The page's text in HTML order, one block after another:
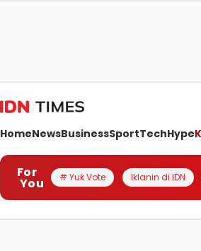
HomeNewsBusinessSportTechHype
For
You # Yuk Vote Iklanin di IDN